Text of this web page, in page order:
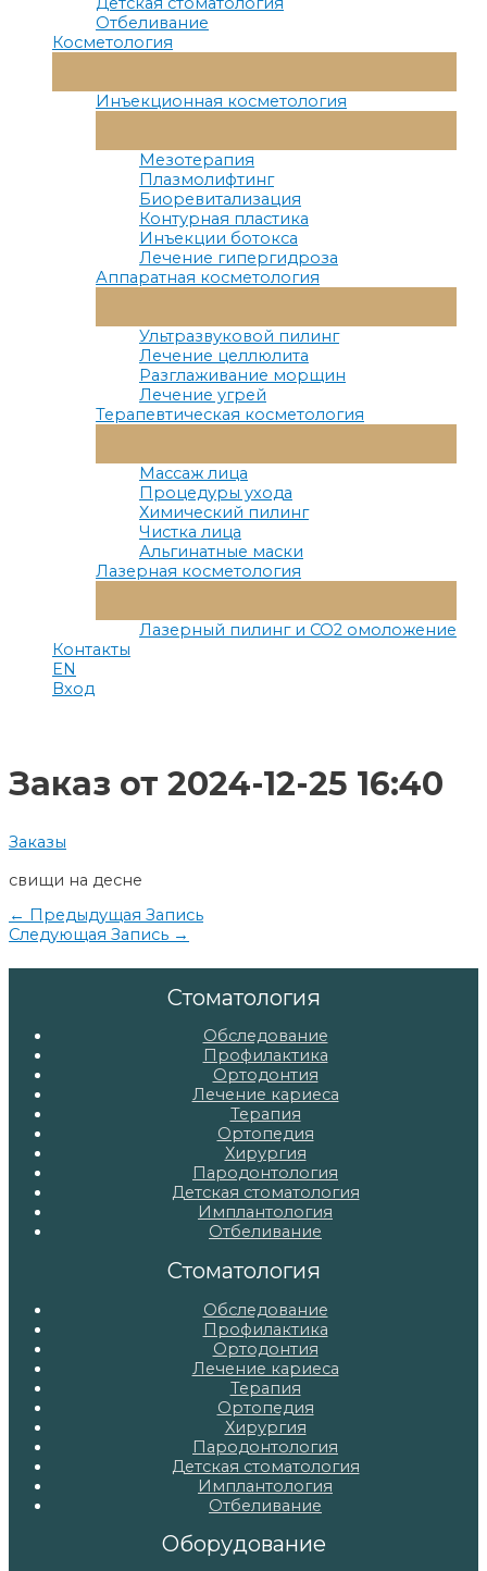
Отбеливание
Косметология
Меню
Инъекционная косметология
Меню
Мезотерапия
Плазмолифтинг
Биоревитализация
Контурная пластика
Инъекции ботокса
Лечение гипергидроза
Аппаратная косметология
Меню
Ультразвуковой пилинг
Лечение целлюлита
Разглаживание морщин
Лечение угрей
Терапевтическая косметология
Меню
Массаж лица
Процедуры ухода
Химический пилинг
Чистка лица
Альгинатные маски
Лазерная косметология
Меню
Лазерный пилинг и СО2 омоложение
Контакты
EN
Вход
Заказ от 2024-12-25 16:40
Заказы
свищи на десне
Навигация
по
← Предыдущая Запись
Следующая Запись →
Стоматология
Обследование
Профилактика
Ортодонтия
Лечение кариеса
Терапия
Ортопедия
Хирургия
Пародонтология
Детская стоматология
Имплантология
Отбеливание
Стоматология
Обследование
Профилактика
Ортодонтия
Лечение кариеса
Терапия
Ортопедия
Хирургия
Пародонтология
Детская стоматология
Имплантология
Отбеливание
Оборудование